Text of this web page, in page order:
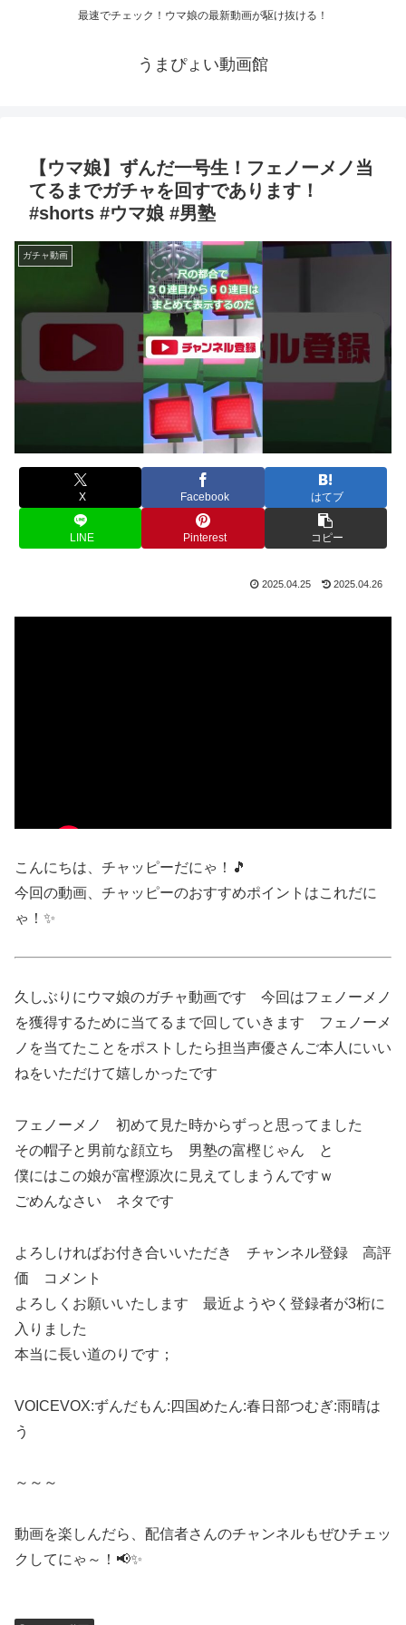
最速でチェック！ウマ娘の最新動画が駆け抜ける！
うまぴょい動画館
【ウマ娘】ずんだ一号生！フェノーメノ当
てるまでガチャを回すであります！
#shorts #ウマ娘 #男塾
ガチャ動画
X Facebook はてブ
LINE Pinterest コピー
2025.04.25 2025.04.26
こんにちは、チャッピーだにゃ！🎵
今回の動画、チャッピーのおすすめポイントはこれだに
ゃ！✨
久しぶりにウマ娘のガチャ動画です 今回はフェノーメノ
を獲得するために当てるまで回していきます フェノーメ
ノを当てたことをポストしたら担当声優さんご本人にいい
ねをいただけて嬉しかったです
フェノーメノ 初めて見た時からずっと思ってました
その帽子と男前な顔立ち 男塾の富樫じゃん と
僕にはこの娘が富樫源次に見えてしまうんですｗ
ごめんなさい ネタです
よろしければお付き合いいただき チャンネル登録 高評
価 コメント
よろしくお願いいたします 最近ようやく登録者が3桁に
入りました
本当に長い道のりです；
VOICEVOX:ずんだもん:四国めたん:春日部つむぎ:雨晴は
う
～～～
動画を楽しんだら、配信者さんのチャンネルもぜひチェッ
クしてにゃ～！📢✨